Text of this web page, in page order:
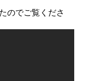
のでご覧くださ